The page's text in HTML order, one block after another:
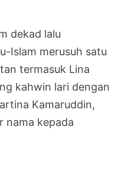
dekad lalu
Islam merusuh satu
termasuk Lina
kahwin lari dengan
Kamaruddin,
nama kepada